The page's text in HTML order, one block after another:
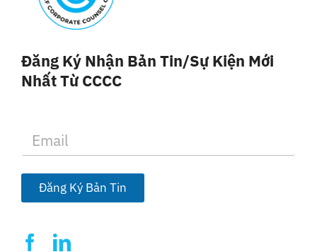
Đăng Ký Nhận Bản Tin/sự Kiện Mới
Nhất Từ CCCC
a
i
*
Đăng Ký Bản Tin